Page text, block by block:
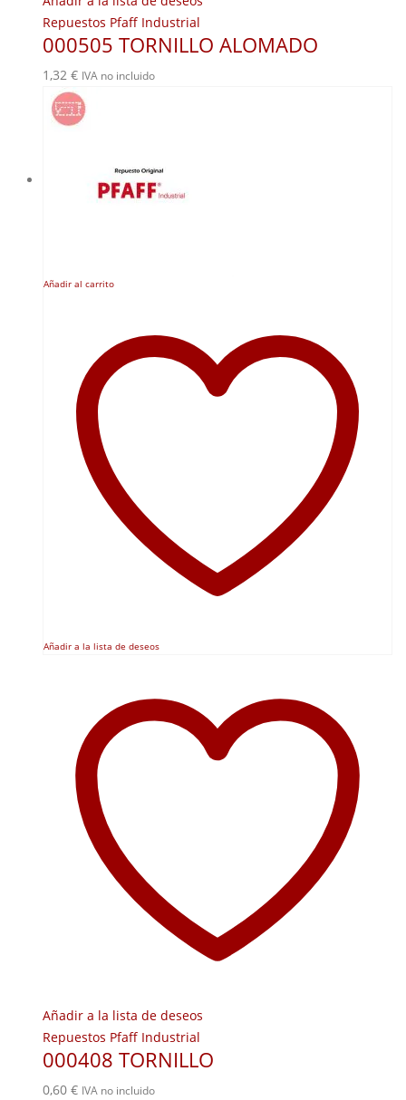
Repuestos Pfaff Industrial
000505 TORNILLO ALOMADO
1,32 € IVA no incluido
Añadir al carrito
Añadir a la lista de deseos
Añadir a la lista de deseos
Repuestos Pfaff Industrial
000408 TORNILLO
0,60 € IVA no incluido